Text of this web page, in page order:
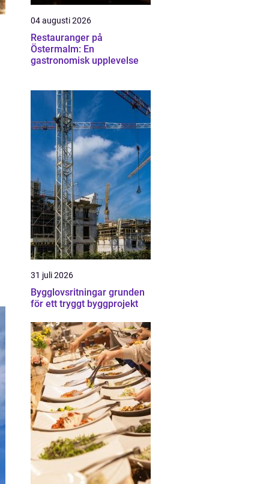
04 augusti 2026
Restauranger på
Östermalm: En
gastronomisk upplevelse
31 juli 2026
Bygglovsritningar grunden
för ett tryggt byggprojekt